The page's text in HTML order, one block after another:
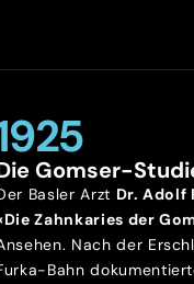
Gomser-
Basler Arzt Dr. Adolf
Zahnkaries der
Nach der
Bahn